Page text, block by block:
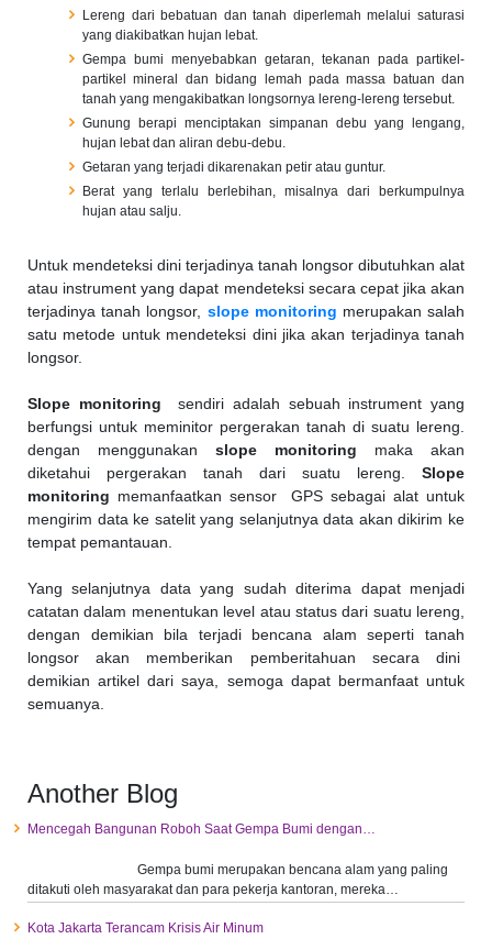
Lereng dari bebatuan dan tanah diperlemah melalui saturasi
yang diakibatkan hujan lebat.
Gempa bumi menyebabkan getaran, tekanan pada partikel-
partikel mineral dan bidang lemah pada massa batuan dan
tanah yang mengakibatkan longsornya lereng-lereng tersebut.
Gunung berapi menciptakan simpanan debu yang lengang,
hujan lebat dan aliran debu-debu.
Getaran yang terjadi dikarenakan petir atau guntur.
Berat yang terlalu berlebihan, misalnya dari berkumpulnya
hujan atau salju.
Untuk mendeteksi dini terjadinya tanah longsor dibutuhkan alat
atau instrument yang dapat mendeteksi secara cepat jika akan
terjadinya tanah longsor, slope monitoring merupakan salah
satu metode untuk mendeteksi dini jika akan terjadinya tanah
longsor.
Slope monitoring sendiri adalah sebuah instrument yang
berfungsi untuk meminitor pergerakan tanah di suatu lereng.
dengan menggunakan slope monitoring maka akan
diketahui pergerakan tanah dari suatu lereng. Slope
monitoring memanfaatkan sensor GPS sebagai alat untuk
mengirim data ke satelit yang selanjutnya data akan dikirim ke
tempat pemantauan.
Yang selanjutnya data yang sudah diterima dapat menjadi
catatan dalam menentukan level atau status dari suatu lereng,
dengan demikian bila terjadi bencana alam seperti tanah
longsor akan memberikan pemberitahuan secara dini
demikian artikel dari saya, semoga dapat bermanfaat untuk
semuanya.
Another Blog
Mencegah Bangunan Roboh Saat Gempa Bumi dengan…
Gempa bumi merupakan bencana alam yang paling
ditakuti oleh masyarakat dan para pekerja kantoran, mereka…
Kota Jakarta Terancam Krisis Air Minum